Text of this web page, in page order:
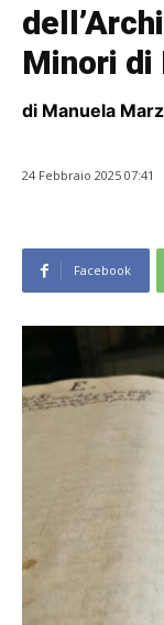
Minori di
di Manuela
24 Febbraio 2025 07:41
Facebook